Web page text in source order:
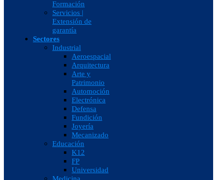
Formación
Servicios |
Extensión de
garantía
Sectores
Industrial
Aeroespacial
Arquitectura
Arte y
Patrimonio
Automoción
Electrónica
Defensa
Fundición
Joyería
Mecanizado
Educación
K12
FP
Universidad
Medicina